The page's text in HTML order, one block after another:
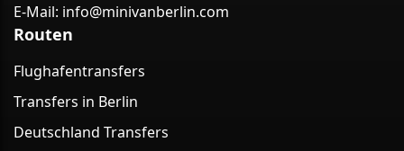
E-Mail: info@minivanberlin.com
Routen
Flughafentransfers
Transfers in Berlin
Deutschland Transfers